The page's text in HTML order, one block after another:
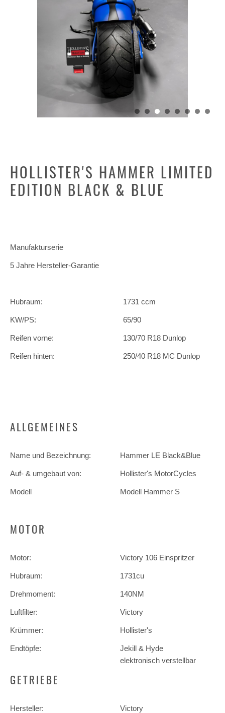
HOLLISTER'S HAMMER LIMITED
EDITION BLACK & BLUE
Manufakturserie
5 Jahre Hersteller-Garantie
Hubraum: 1731 ccm
KW/PS: 65/90
Reifen vorne: 130/70 R18 Dunlop
Reifen hinten: 250/40 R18 MC Dunlop
ALLGEMEINES
Name und Bezeichnung: Hammer LE Black&Blue
Auf- & umgebaut von: Hollister's MotorCycles
Modell Modell Hammer S
MOTOR
Motor: Victory 106 Einspritzer
Hubraum: 1731cu
Drehmoment: 140NM
Luftfilter: Victory
Krümmer: Hollister's
Endtöpfe:
Jekill & Hyde
elektronisch verstellbar
GETRIEBE
Hersteller: Victory